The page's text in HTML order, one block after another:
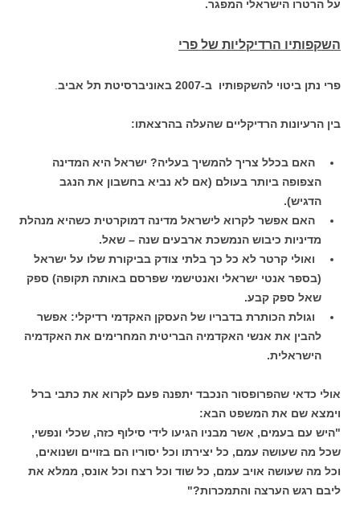
על הרטרו הישראלי המפגר.
השקפותיו הרדיקליות של פרי
פרי נתן ביטוי להשקפותיו ב-2007 באוניברסיטת תל אביב
בין הרעיונות הרדיקליים שהעלה בהרצאתו:
האם בכלל צריך להמשיך בעליה? ישראל היא המדינה
הצפופה ביותר בעולם (אם לא נביא בחשבון את הנגב
הדגיש).
האם אפשר לקרוא לישראל מדינה דמוקרטית כשהיא מנהלת
מדיניות כיבוש הנמשכת ארבעים שנה – שאל.
ואולי קרטר לא כל כך בלתי צודק בביקורת שלו על ישראל
(בספר אנטי ישראלי ואנטישמי שפרסם באותה תקופה) ספק
שאל ספק קבע.
וגולת הכותרת בדבריו של העסקן האקדמי רדיקלי: אפשר
להבין את אנשי האקדמיה הבריטית המחרימים את האקדמיה
הישראלית.
אולי כדאי שהפרופסור הנכבד יתפנה פעם לקרוא את כתבי ברל
וימצא שם את המשפט הבא:
"היש עם בעמים, אשר מבניו הגיעו לידי סילוף כזה, שכלי ונפשי,
שכל מה שעושה עמם, כל יצירתו וכל יסוריו הם בזויים ושנואים,
וכל מה שעושה אויב עמם, כל שוד וכל רצח וכל אונס, ממלא את
ליבם רגש הערצה והתמכרות?"